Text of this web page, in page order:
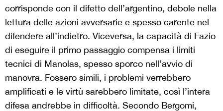
corrisponde con il difetto dell’argentino, debole nella
lettura delle azioni avversarie e spesso carente nel
difendere all’indietro. Viceversa, la capacità di Fazio
di eseguire il primo passaggio compensa i limiti
tecnici di Manolas, spesso sporco nell’avvio di
manovra. Fossero simili, i problemi verrebbero
amplificati e le virtù sarebbero limitate, così l’intera
difesa andrebbe in difficoltà. Secondo Bergomi,